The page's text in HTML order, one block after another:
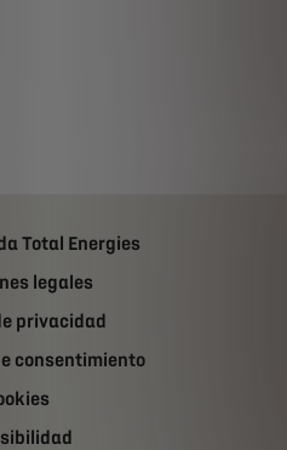
Total Energies
legales
privacidad
consentimiento